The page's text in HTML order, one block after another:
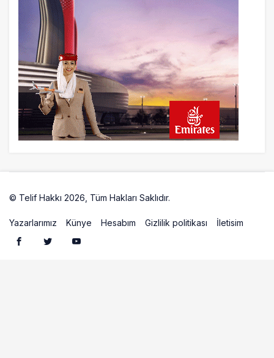
20 saat önce
Airbus Temmuz bilançosunu açıkladı:
204 yeni sipariş
21 saat önce
İstanbul uçağına polis köpeklerle girdi: 3
yolcu indirildi
21 saat önce
© Telif Hakkı 2026, Tüm Hakları Saklıdır.
Yazarlarımız Künye Hesabım Gizlilik politikası İletisim